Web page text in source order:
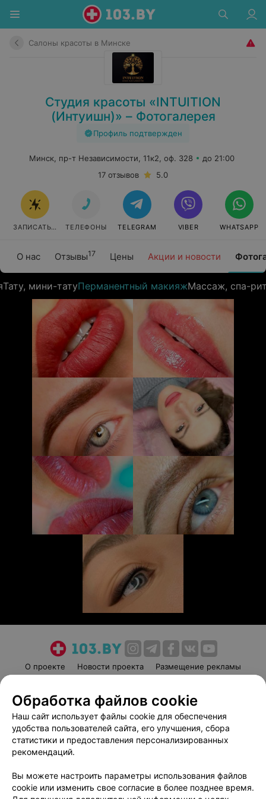
Салоны красоты в Минске
Студия красоты «INTUITION
(Интуишн)» – Фотогалерея
Профиль подтвержден
О нас Отзывы17 Цены Акции и новости
Минск, пр-т Независимости, 11к2, оф. 328
до 21:00
17 отзывов
5.0
ЗАПИСАТЬСЯ ТЕЛЕФОНЫ TELEGRAM VIBER WHATSAPP
Тату, мини-татуПерманентный макияжМассаж, спа-
О проекте Новости проекта
Размещение рекламы
Пользовательское соглашение
Способы оплаты
Вакансии
Партнеры
Написать руководителю 103.by
Обработка персональных данных
Обработка файлов cookie
Наш сайт использует файлы cookie для обеспечения
удобства пользователей сайта, его улучшения, сбора
статистики и предоставления персонализированных
рекомендаций.
Вы можете настроить параметры использования файлов
cookie или изменить свое согласие в более позднее время.